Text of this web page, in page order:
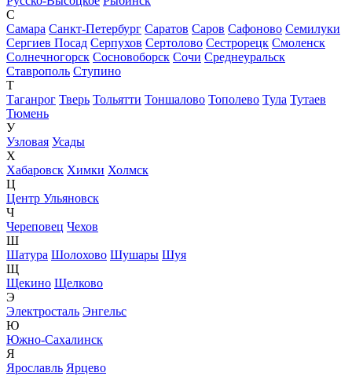
С
Самара Санкт-Петербург Саратов Саров Сафоново Семилуки
Сергиев Посад Серпухов Сертолово Сестрорецк Смоленск
Солнечногорск Сосновоборск Сочи Среднеуральск
Ставрополь Ступино
Т
Таганрог Тверь Тольятти Тоншалово Тополево Тула Тутаев
Тюмень
У
Узловая Усады
Х
Хабаровск Химки Холмск
Ц
Центр Ульяновск
Ч
Череповец Чехов
Ш
Шатура Шолохово Шушары Шуя
Щ
Щекино Щелково
Э
Электросталь Энгельс
Ю
Южно-Сахалинск
Я
Ярославль Ярцево